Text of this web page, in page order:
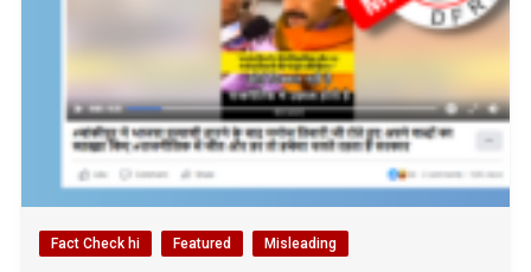
Fact Check hi Featured Misleading